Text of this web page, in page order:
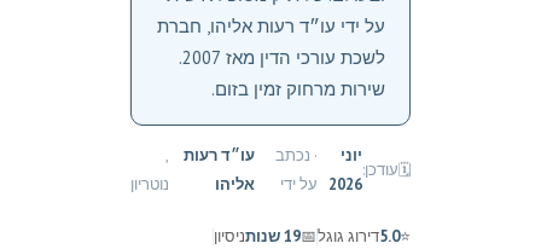
על ידי עו״ד רעות אליהו, חברת
לשכת עורכי הדין מאז 2007.
שירות מרחוק זמין בזום.
🗓️עודכן:
יוני
2026
· נכתב
על ידי
עו״ד רעות
אליהו
נוטריון
⭐
5.0דירוג גוגל📅19 שנות
ניסיון